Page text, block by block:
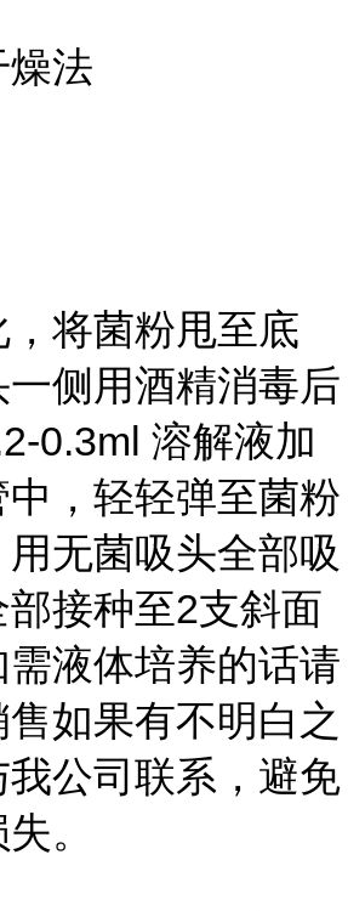
法
将菌粉甩至底
侧用酒精消毒后
0.3ml 溶解液加
中，轻轻弹至菌粉
无菌吸头全部吸
接种至2支斜面
需液体培养的话请
如果有不明白之
公司联系，避免
。